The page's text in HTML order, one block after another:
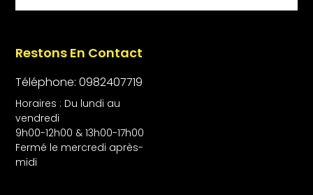
Restons En Contact
Téléphone: 0982407719
Horaires : Du lundi au
vendredi
9h00-12h00 & 13h00-17h00
Fermé le mercredi après-
midi